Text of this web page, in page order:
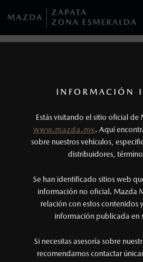
INFORMACIÓN
Estás visitando el sitio oficial
www.mazda.mx. Aquí
sobre nuestros vehículos,
distribuidores,
Se han identificado sitios web
información no oficial. Mazda
relación con estos contenidos
información publicada en
Si necesitas asesoría sobre
recomendamos contactar
INFORMACIÓN DE COMPRA
NOSOTROS
SERVICIOS
$301,900 1
¿CÓMO COMPRAR MI
COTIZA TU
SERVICIOS Y
SERVICIO EXPRESS
COLLISION CENTER ZAPATA
CITA DE
Los precios y
fabricante, en
Mexicanos, incluyen:
pueden cambiar sin
tenencias, placas,
administrativos.
derecho de modificar
precios de sus
consumidor.
Todas las imágenes del sitio